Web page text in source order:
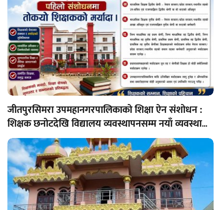
जीतपुरसिमरा उपमहानगरपालिकाको शिक्षा ऐन संशोधन :
शिक्षक छनोटदेखि विद्यालय व्यवस्थापनसम्म नयाँ व्यवस्था
लागू